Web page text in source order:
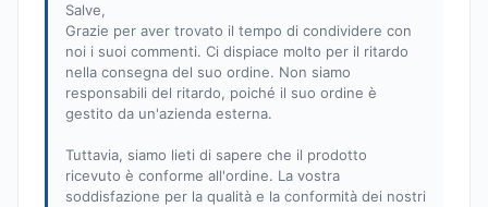
Salve,
Grazie per aver trovato il tempo di condividere con
noi i suoi commenti. Ci dispiace molto per il ritardo
nella consegna del suo ordine. Non siamo
responsabili del ritardo, poiché il suo ordine è
gestito da un'azienda esterna.
Tuttavia, siamo lieti di sapere che il prodotto
ricevuto è conforme all'ordine. La vostra
soddisfazione per la qualità e la conformità dei nostri